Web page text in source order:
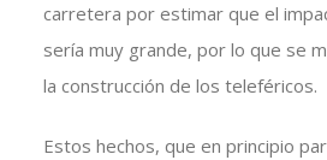
carretera por estimar que el
sería muy grande, por lo que se
la construcción de los teleféricos.
Estos hechos, que en principio